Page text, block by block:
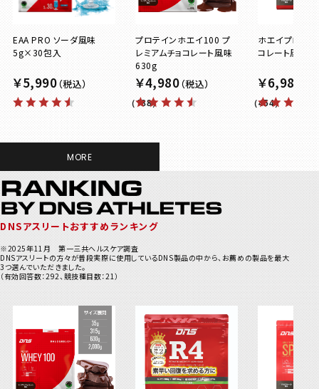
EAA PRO ソーダ風味
5g×30包入
￥5,990
（188）
プロテインホエイ100 プ
レミアムチョコレート風味
630g
￥4,980
（454）
ホエイプロテ
コレート風味
￥6,980
MORE
DNSアスリートおすすめランキング
※2025年11月 第一三共ヘルスケア調査
DNSアスリートの方々が普段実際に使用しているDNS製品の中から、お薦めの製品を最大
3つ選んでいただきました。
（有効回答数：292、競技種目数：21）